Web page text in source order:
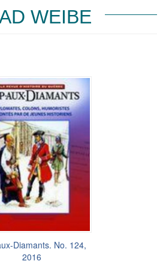
WEIBE
Diamants. No. 124,
2016